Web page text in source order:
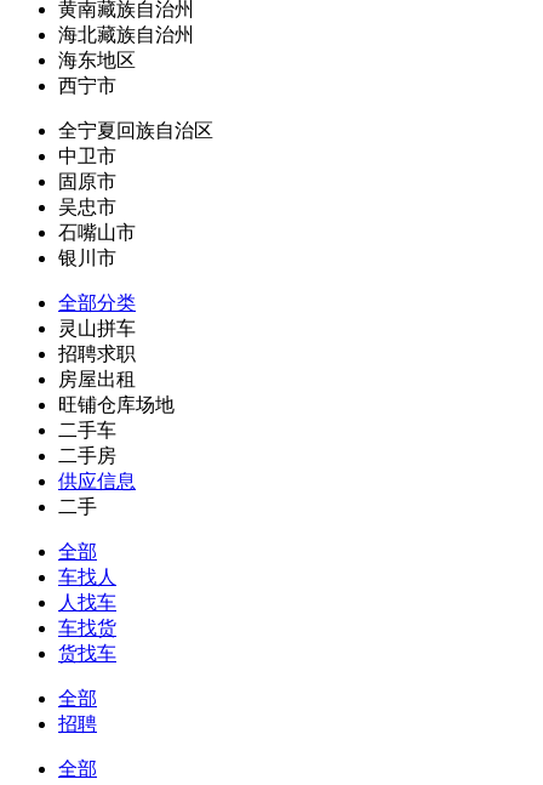
黄南藏族自治州
海北藏族自治州
海东地区
西宁市
全宁夏回族自治区
中卫市
固原市
吴忠市
石嘴山市
银川市
全部分类
灵山拼车
招聘求职
房屋出租
旺铺仓库场地
二手车
二手房
供应信息
二手
全部
车找人
人找车
车找货
货找车
全部
招聘
全部